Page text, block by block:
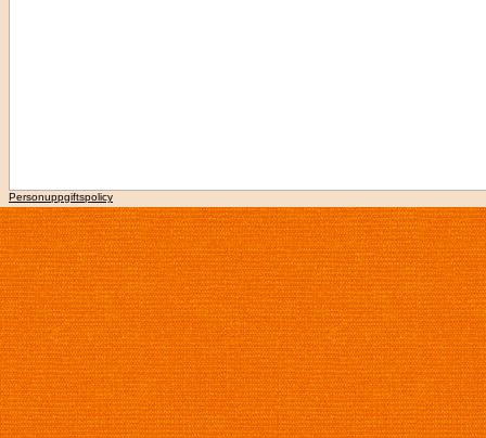
Personuppgiftspolicy